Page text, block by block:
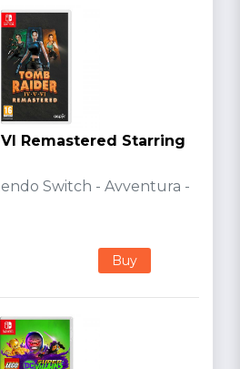
Remastered Starring
Switch - Avventura -
Buy